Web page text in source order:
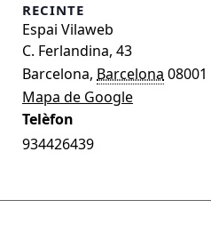
RECINTE
Espai Vilaweb
C. Ferlandina, 43
Barcelona, Barcelona 08001
Mapa de Google
Telèfon
934426439